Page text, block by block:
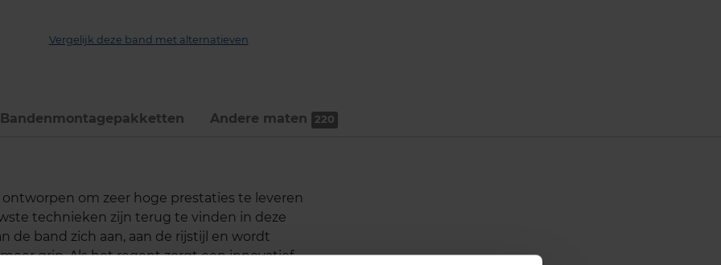
Vergelijk deze band met alternatieven
Bandenmontage­pakketten Andere maten 220
ontworpen om zeer hoge prestaties te leveren
technieken zijn terug te vinden in deze
de band zich aan, aan de rijstijl en wordt
grip. Als het regent zorgt een innovatief